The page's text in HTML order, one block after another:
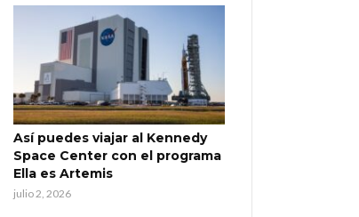
Así puedes viajar al Kennedy
Space Center con el programa
Ella es Artemis
julio 2, 2026